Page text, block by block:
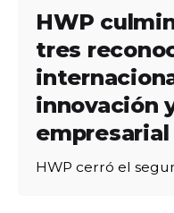
HWP
tres
innovación
empresarial
HWP cerró el